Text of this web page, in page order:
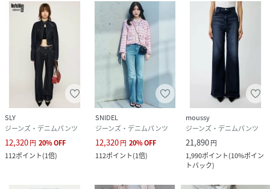
030JSR12-0941-111-m RE7588
SLY
ジーンズ・デニムパンツ
12,320円 20%OFF
112ポイント(1倍)
SNIDEL
ジーンズ・デニムパンツ
12,320円 20%OFF
112ポイント(1倍)
moussy
ジーンズ・デニムパンツ
21,890円
1,990ポイント(10%ポイン
トバック)